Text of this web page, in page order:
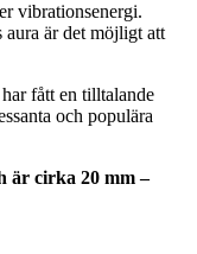
vibrationsenergi.
aura är det möjligt att
fått en tilltalande
och populära
är cirka 20 mm –